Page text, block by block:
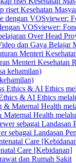
riset Kesehatan
VOSviewer:
Over Head
dan Gaya Belajar
Menteri Kesehatan
& AI Ethics
Maternal Health
sebagai Landasan
Care [Kebidanan]